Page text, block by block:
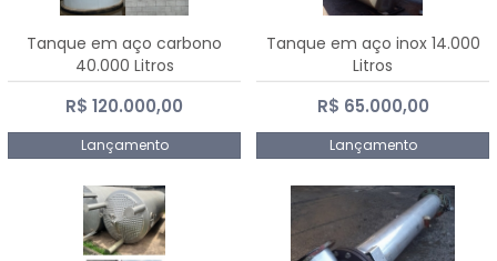
Tanque em aço carbono
40.000 Litros
R$ 120.000,00
Lançamento
Tanque em aço inox 14.000
Litros
R$ 65.000,00
Lançamento